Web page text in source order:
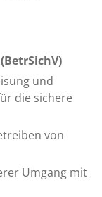
und
die sichere
von
Umgang mit